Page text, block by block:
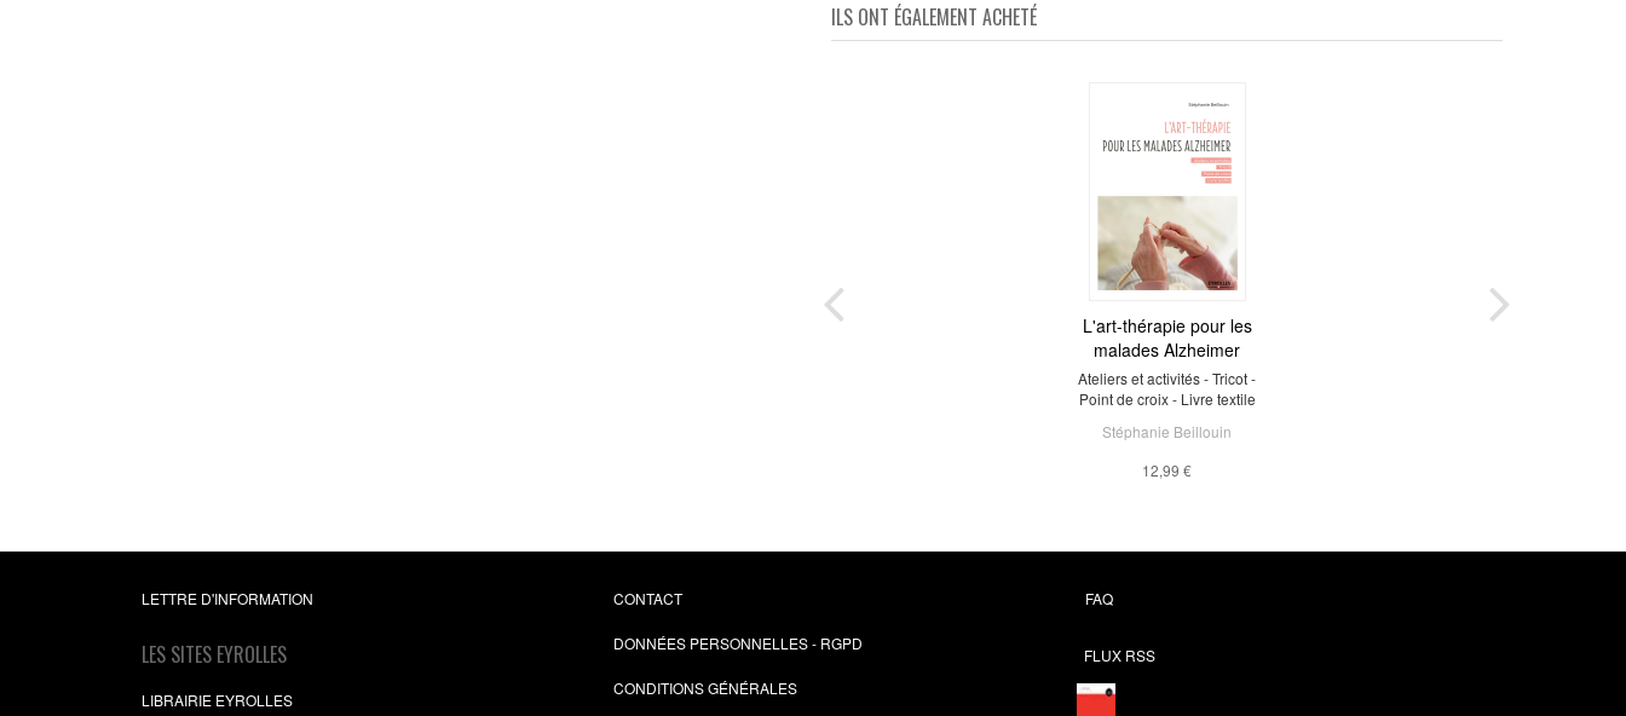
ILS ONT ÉGALEMENT ACHETÉ
L'art-thérapie pour les
malades Alzheimer
Ateliers et activités - Tricot -
Point de croix - Livre textile
Stéphanie Beillouin
12,99 €
LETTRE D'INFORMATION
LES SITES EYROLLES
LIBRAIRIE EYROLLES
CONTACT
DONNÉES PERSONNELLES - RGPD
CONDITIONS GÉNÉRALES
FAQ
FLUX RSS